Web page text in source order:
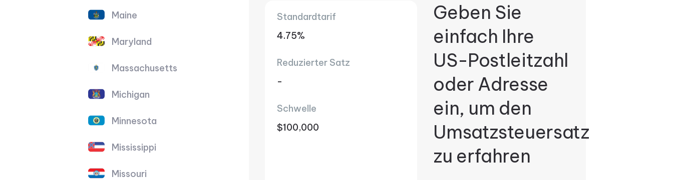
Maine
Maryland
Massachusetts
Michigan
Minnesota
Mississippi
Missouri
Standardtarif
4.75%
Reduzierter Satz
-
Schwelle
$100,000
Geben Sie
einfach Ihre
US-Postleitzahl
oder Adresse
ein, um den
Umsatzsteuersatz
zu erfahren